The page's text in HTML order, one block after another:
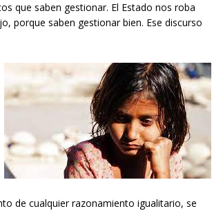
que saben gestionar. El Estado nos roba
porque saben gestionar bien. Ese discurso
de cualquier razonamiento igualitario, se